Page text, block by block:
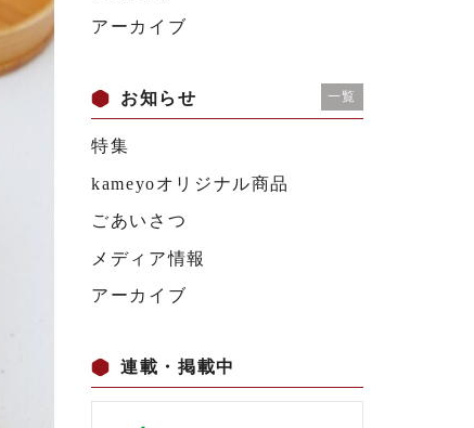
アーカイブ
お知らせ 一覧
特集
kameyoオリジナル商品
ごあいさつ
メディア情報
アーカイブ
連載・掲載中